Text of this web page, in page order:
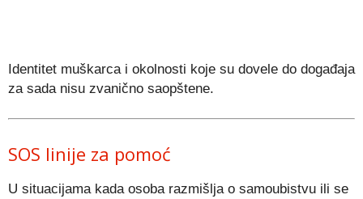
Identitet muškarca i okolnosti koje su dovele do događaja
za sada nisu zvanično saopštene.
SOS linije za pomoć
U situacijama kada osoba razmišlja o samoubistvu ili se